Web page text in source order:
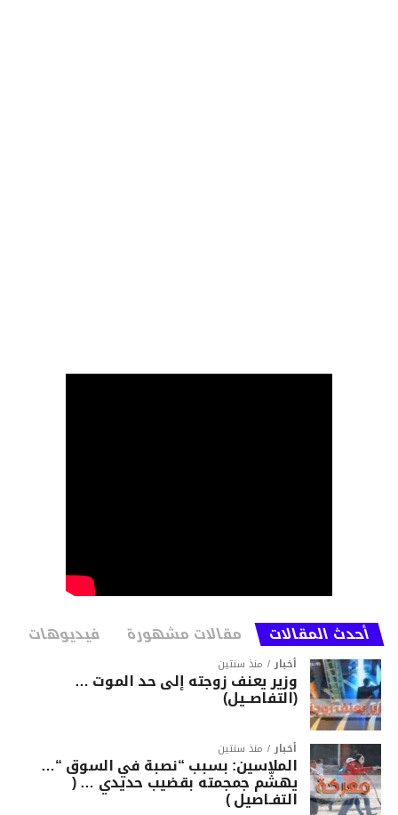
أحدث المقالات مقالات مشهورة فيديوهات
أخبار منذ سنتين
وزير يعنف زوجته إلى حد الموت …
(التفاصــيل)
أخبار منذ سنتين
الملاسين: بسبب “نصبة في السوق “…
يهشّم جمجمته بقضيب حديدي … (
التفـاصيل )